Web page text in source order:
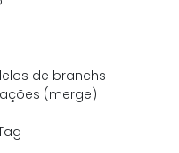
de branchs
(merge)